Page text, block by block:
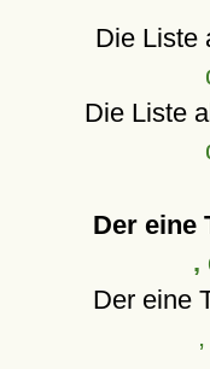
Die Liste
Die Liste
Der eine
,
Der eine